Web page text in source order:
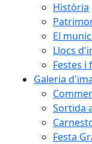
Història
El
Llocs
Festes i
Galeria
Sortida
Festa